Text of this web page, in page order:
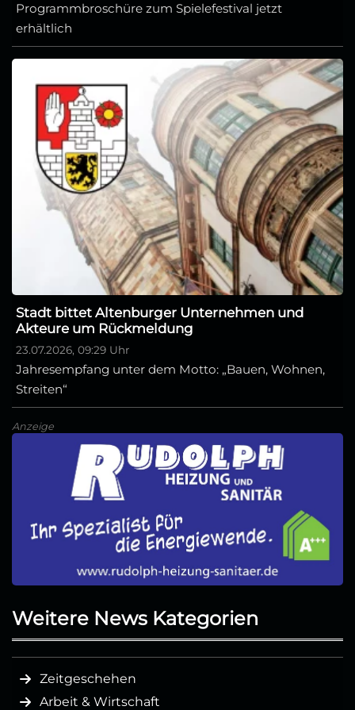
Programmbroschüre zum Spielefestival jetzt
erhältlich
Stadt bittet Altenburger Unternehmen und
Akteure um Rückmeldung
23.07.2026, 09:29 Uhr
Jahresempfang unter dem Motto: „Bauen, Wohnen,
Streiten“
Anzeige
Weitere News Kategorien
Zeitgeschehen
Arbeit & Wirtschaft